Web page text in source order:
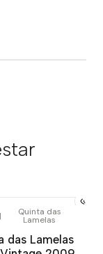
| Quinta das
Lamelas
das Lamelas